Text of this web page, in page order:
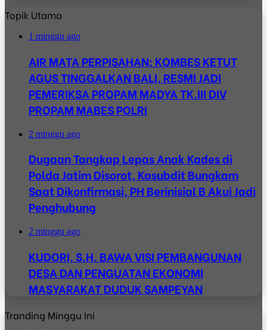
Topik Utama
1 minggu ago
AIR MATA PERPISAHAN: KOMBES KETUT
AGUS TINGGALKAN BALI, RESMI JADI
PEMERIKSA PROPAM MADYA TK.III DIV
PROPAM MABES POLRI
2 minggu ago
Dugaan Tangkap Lepas Anak Kades di
Polda Jatim Disorot, Kasubdit Bungkam
Saat Dikonfirmasi, PH Berinisial B Akui Jadi
Penghubung
2 minggu ago
KUDORI, S.H. BAWA VISI PEMBANGUNAN
DESA DAN PENGUATAN EKONOMI
MASYARAKAT DUDUK SAMPEYAN
Tranding Minggu Ini